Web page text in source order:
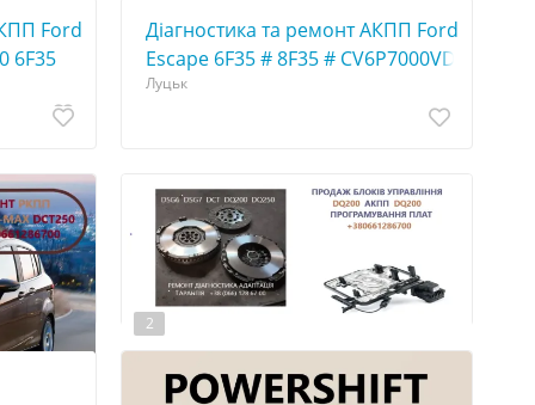
Ford
6F35
Діагностика та ремонт АКПП Ford
Escape 6F35 # 8F35 # CV6P7000VD
Луцьк
2
Діагностика, продаж та